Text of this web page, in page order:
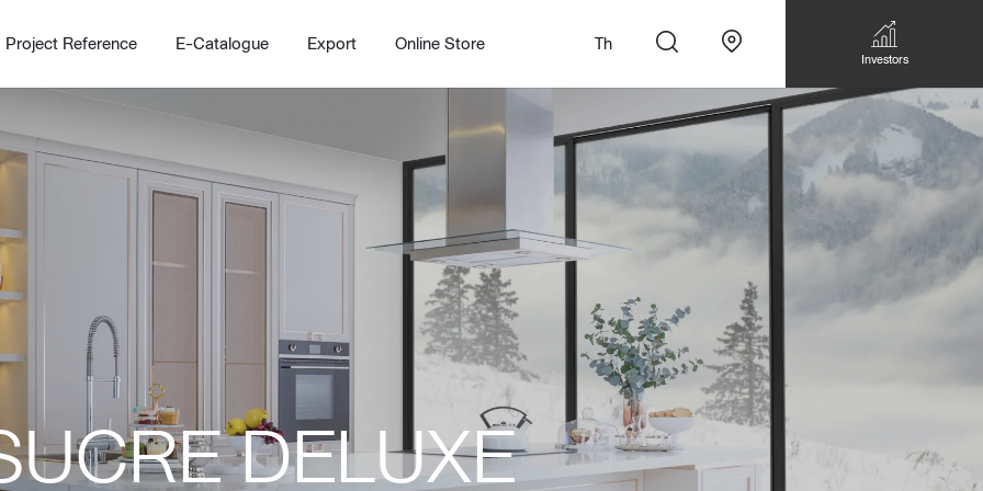
Home
Living room
Dining room
Bedroom
Wordrobe
Kitchen
Kitchens
Kitchen Accessories
Barstool
Trolley
Walk-in closet &
Storage
Bookshelf & Multimedia
Wall decoration
Working Design Solution
บริการสั่งทำโซฟาแบบ
Custom เหมาะกับทุกไลฟ์
Custom Dining Table
Project Reference E-Catalogue Export Online Store Th
Investors
DELUXE